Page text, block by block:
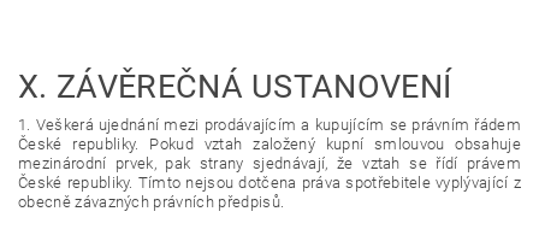
X. ZÁVĚREČNÁ USTANOVENÍ
1. Veškerá ujednání mezi prodávajícím a kupujícím se právním řádem
České republiky. Pokud vztah založený kupní smlouvou obsahuje
mezinárodní prvek, pak strany sjednávají, že vztah se řídí právem
České republiky. Tímto nejsou dotčena práva spotřebitele vyplývající z
obecně závazných právních předpisů.